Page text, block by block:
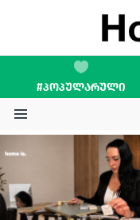
#ᲞᲝᲞᲣᲚᲐᲠᲣᲚᲘ
STORIES